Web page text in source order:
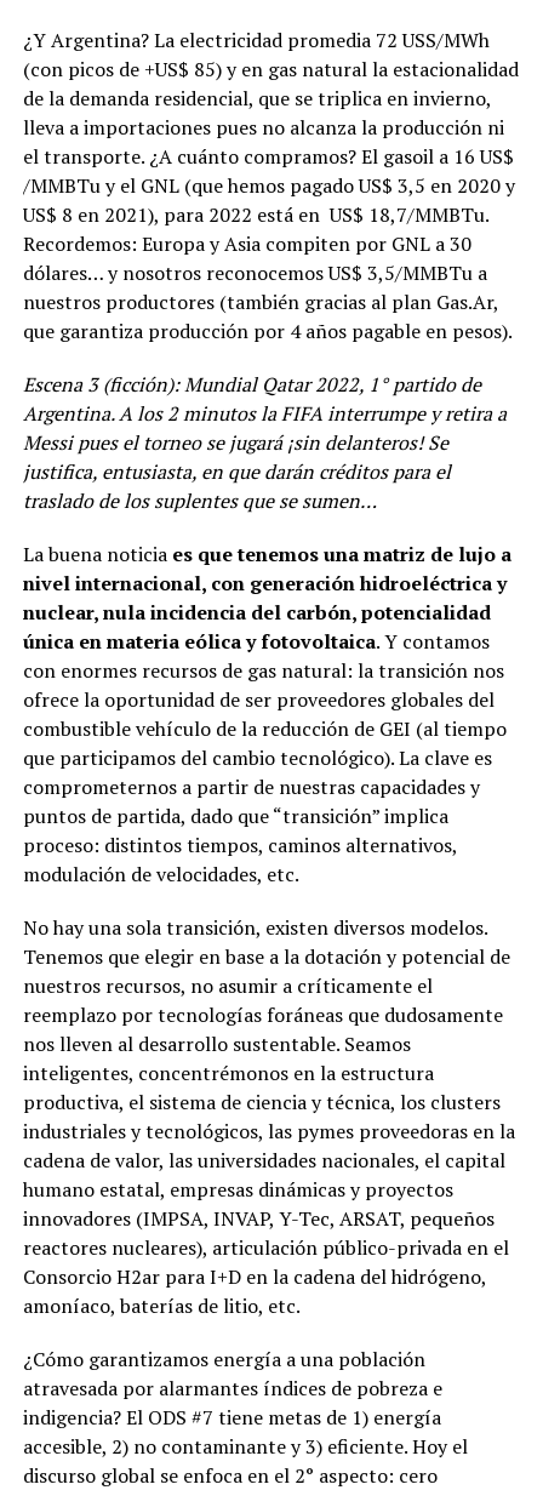
¿Y Argentina? La electricidad promedia 72 USS/MWh
(con picos de +US$ 85) y en gas natural la estacionalidad
de la demanda residencial, que se triplica en invierno,
lleva a importaciones pues no alcanza la producción ni
el transporte. ¿A cuánto compramos? El gasoil a 16 US$
/MMBTu y el GNL (que hemos pagado US$ 3,5 en 2020 y
US$ 8 en 2021), para 2022 está en US$ 18,7/MMBTu.
Recordemos: Europa y Asia compiten por GNL a 30
dólares… y nosotros reconocemos US$ 3,5/MMBTu a
nuestros productores (también gracias al plan Gas.Ar,
que garantiza producción por 4 años pagable en pesos).
Escena 3 (ficción): Mundial Qatar 2022, 1° partido de
Argentina. A los 2 minutos la FIFA interrumpe y retira a
Messi pues el torneo se jugará ¡sin delanteros! Se
justifica, entusiasta, en que darán créditos para el
traslado de los suplentes que se sumen…
La buena noticiaes que tenemos una matriz de lujo a
nivel internacional, con generación hidroeléctrica y
nuclear, nula incidencia del carbón, potencialidad
única en materia eólica y fotovoltaica. Y contamos
con enormes recursos de gas natural: la transición nos
ofrece la oportunidad de ser proveedores globales del
combustible vehículo de la reducción de GEI (al tiempo
que participamos del cambio tecnológico). La clave es
comprometernos a partir de nuestras capacidades y
puntos de partida, dado que “transición” implica
proceso: distintos tiempos, caminos alternativos,
modulación de velocidades, etc.
No hay una sola transición, existen diversos modelos.
Tenemos que elegir en base a la dotación y potencial de
nuestros recursos, no asumir a críticamente el
reemplazo por tecnologías foráneas que dudosamente
nos lleven al desarrollo sustentable. Seamos
inteligentes, concentrémonos en la estructura
productiva, el sistema de ciencia y técnica, los clusters
industriales y tecnológicos, las pymes proveedoras en la
cadena de valor, las universidades nacionales, el capital
humano estatal, empresas dinámicas y proyectos
innovadores (IMPSA, INVAP, Y-Tec, ARSAT, pequeños
reactores nucleares), articulación público-privada en el
Consorcio H2ar para I+D en la cadena del hidrógeno,
amoníaco, baterías de litio, etc.
¿Cómo garantizamos energía a una población
atravesada por alarmantes índices de pobreza e
indigencia? El ODS #7 tiene metas de 1) energía
accesible, 2) no contaminante y 3) eficiente. Hoy el
discurso global se enfoca en el 2° aspecto: cero